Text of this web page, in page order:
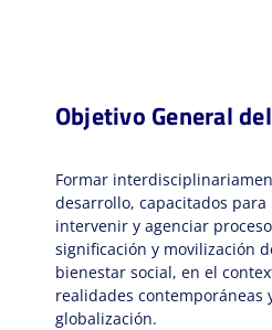
Objetivo General
Formar
desarrollo, capacitados
intervenir y agenciar
significación y movilización
bienestar social, en el
realidades contemporáneas
globalización.